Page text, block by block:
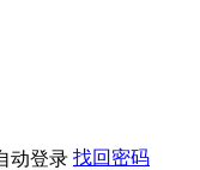
动登录 找回密码